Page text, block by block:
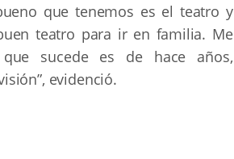
que tenemos es el teatro y
teatro para ir en familia. Me
sucede es de hace años,
evidenció.